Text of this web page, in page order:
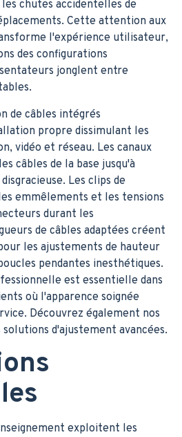
chutes accidentelles de
Cette attention aux
l'expérience utilisateur,
des configurations
jonglent entre
de câbles intégrés
propre dissimulant les
vidéo et réseau. Les canaux
câbles de la base jusqu'à
Les clips de
emmêlements et les tensions
durant les
de câbles adaptées créent
les ajustements de hauteur
pendantes inesthétiques.
est essentielle dans
où l'apparence soignée
Découvrez également nos
solutions d'ajustement avancées.
exploitent les